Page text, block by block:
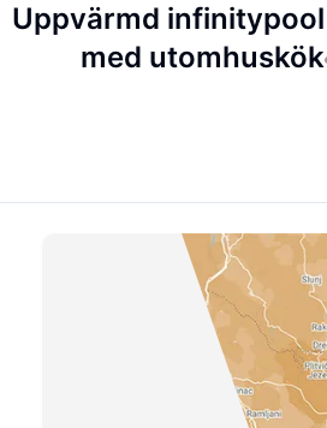
Uppvärmd infinitypool
med utomhuskök